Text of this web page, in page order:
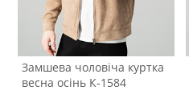
Замшева чоловіча куртка
весна осінь К-1584